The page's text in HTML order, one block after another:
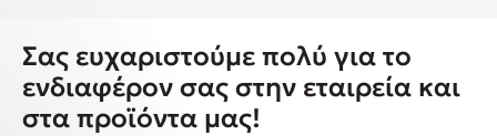
Σας ευχαριστούμε πολύ για το
ενδιαφέρον σας στην εταιρεία και
στα προϊόντα μας!